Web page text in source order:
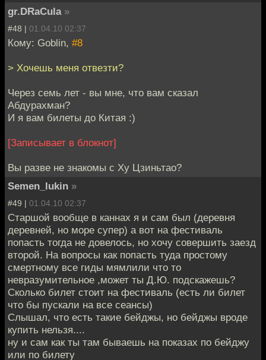
gr.DRaCula »
#48 | 01.04.10 02:37
Кому: Goblin, #8
> Хочешь меня отвезти?
Через семь лет - вы мне, что вам сказал
Абдурахман?
И я вам билеты до Китая :)
[Записывает в блокнот]
Вы разве не знакомы с Ху Цзиньтао?
Semen_lukin »
#49 | 01.04.10 02:37
Старшой вообще в каннах я и сам был (деревня
деревней, но море супер) а вот на фестиваль
попасть тогда не довелось, но хочу совершить заезд
второй. На вопросы как попасть туда простому
смертному все гиды мямлили что то
невразумительное ,может ты Д.Ю. подскажешь?
Сколько билет стоит на фестиваль (есть ли билет
что бы пускали на все сеансы)
Слышал, что есть такие бейджы, но бейджы вроде
купить нельзя....
ну и сам как ты там бываешь на показах по бейджу
или по билету